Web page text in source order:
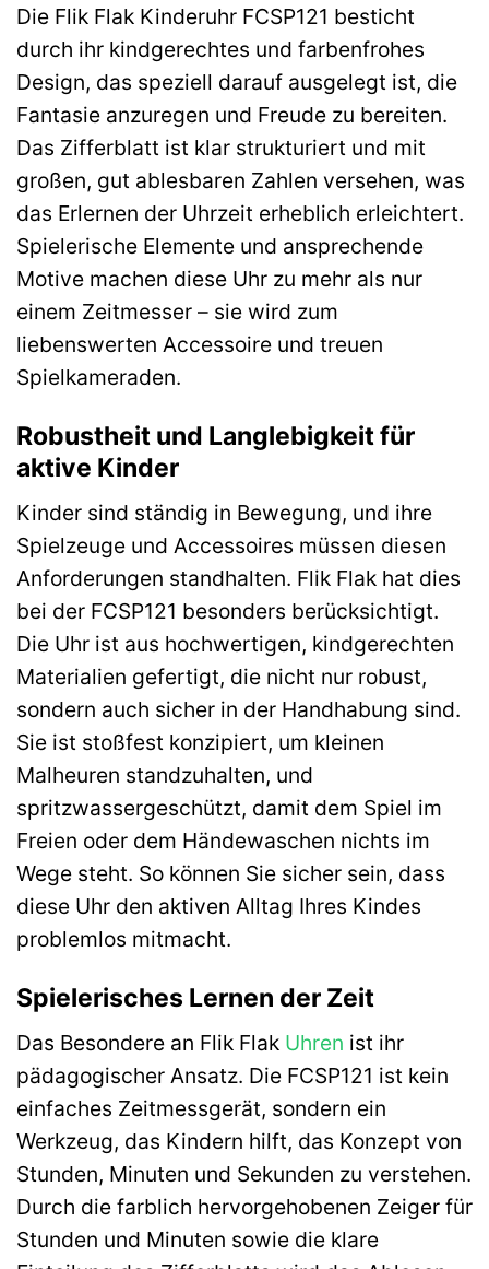
Die Flik Flak Kinderuhr FCSP121 besticht
durch ihr kindgerechtes und farbenfrohes
Design, das speziell darauf ausgelegt ist, die
Fantasie anzuregen und Freude zu bereiten.
Das Zifferblatt ist klar strukturiert und mit
großen, gut ablesbaren Zahlen versehen, was
das Erlernen der Uhrzeit erheblich erleichtert.
Spielerische Elemente und ansprechende
Motive machen diese Uhr zu mehr als nur
einem Zeitmesser – sie wird zum
liebenswerten Accessoire und treuen
Spielkameraden.
Robustheit und Langlebigkeit für
aktive Kinder
Kinder sind ständig in Bewegung, und ihre
Spielzeuge und Accessoires müssen diesen
Anforderungen standhalten. Flik Flak hat dies
bei der FCSP121 besonders berücksichtigt.
Die Uhr ist aus hochwertigen, kindgerechten
Materialien gefertigt, die nicht nur robust,
sondern auch sicher in der Handhabung sind.
Sie ist stoßfest konzipiert, um kleinen
Malheuren standzuhalten, und
spritzwassergeschützt, damit dem Spiel im
Freien oder dem Händewaschen nichts im
Wege steht. So können Sie sicher sein, dass
diese Uhr den aktiven Alltag Ihres Kindes
problemlos mitmacht.
Spielerisches Lernen der Zeit
Das Besondere an Flik Flak Uhren ist ihr
pädagogischer Ansatz. Die FCSP121 ist kein
einfaches Zeitmessgerät, sondern ein
Werkzeug, das Kindern hilft, das Konzept von
Stunden, Minuten und Sekunden zu verstehen.
Durch die farblich hervorgehobenen Zeiger für
Stunden und Minuten sowie die klare